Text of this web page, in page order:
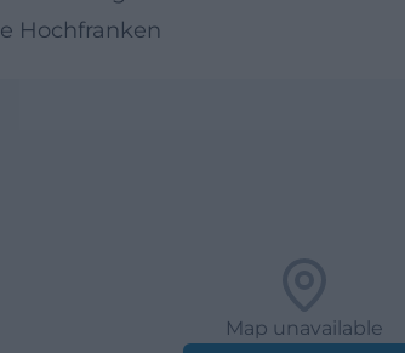
Hochfranken
Map unavailable